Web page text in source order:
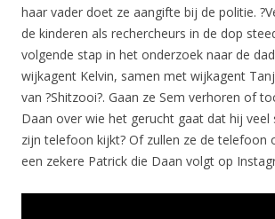
haar vader doet ze aangifte bij de politie.
de kinderen als rechercheurs in de dop
volgende stap in het onderzoek naar de
wijkagent Kelvin, samen met wijkagent
van ?Shitzooi?. Gaan ze Sem verhoren of
Daan over wie het gerucht gaat dat hij veel
zijn telefoon kijkt? Of zullen ze de telefoon
een zekere Patrick die Daan volgt op